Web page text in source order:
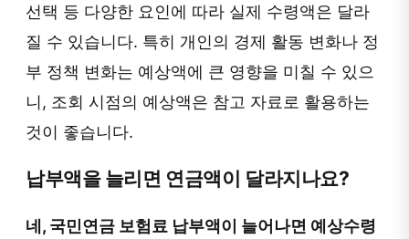
선택 등 다양한 요인에 따라 실제 수령액은 달라
질 수 있습니다. 특히 개인의 경제 활동 변화나 정
부 정책 변화는 예상액에 큰 영향을 미칠 수 있으
니, 조회 시점의 예상액은 참고 자료로 활용하는
것이 좋습니다.
납부액을 늘리면 연금액이 달라지나요?
네, 국민연금 보험료 납부액이 늘어나면 예상수령